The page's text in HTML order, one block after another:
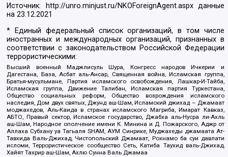
Источник: http://unro.minjust.ru/NKOForeignAgent.aspxданные
на23.12.2021
* Единый федеральный список организаций, в том числе
иностранных и международных организаций, признанных в
соответствии с законодательством Российской Федерации
террористическими:
Высший военный Маджлисуль Шура, Конгресс народов Ичкерии и
Дагестана, База, Асбат аль-Ансар, Священная война, Исламская группа,
Братья-мусульмане, Партия исламского освобождения, Лашкар-И-Тайба,
Исламская группа, Движение Талибан, Исламская партия Туркестана,
Общество социальных реформ, Общество возрождения исламского
наследия, Дом двух святых, Джунд аш-Шам, Исламский джихад – Джамаат
моджахедов, Аль-Каида в странах исламского Магриба, Имарат Кавказ,
АБТО, Правый сектор, Исламское государство, Джабха аль-Нусра ли-Ахль
аш-Шам, Народное ополчение имени К. Минина и Д. Пожарского, Аджр от
Аллаха Субхану уа Тагьаля SHAM, АУМ Синрике, Муджахеды джамаата Ат-
Тавхида Валь-Джихад, Чистопольский Джамаат, Рохнамо ба суи давлати
исломи, Террористическое сообщество Сеть, Катиба Таухид валь-Джихад,
Хайят Тахрир аш-Шам, Ахлю Сунна Валь Джамаа